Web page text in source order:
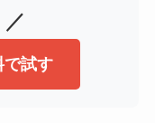
／
で試す